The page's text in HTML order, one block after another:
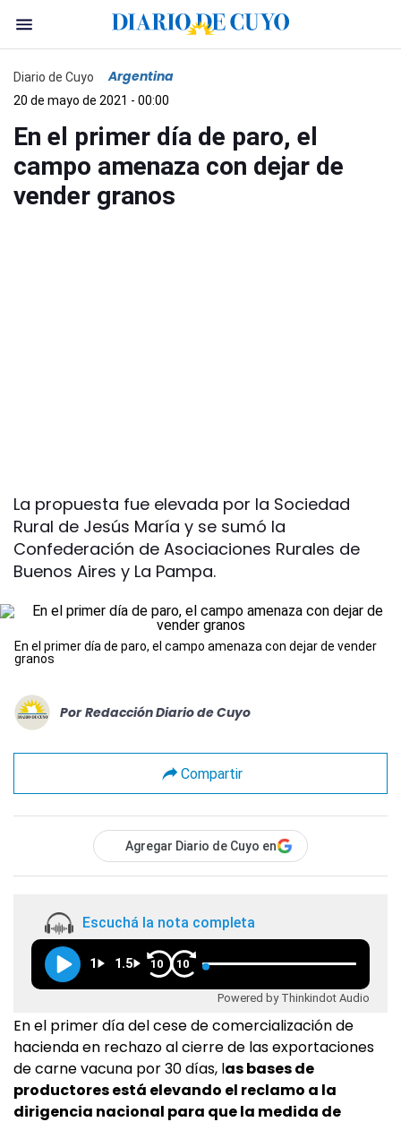
Diario de Cuyo Argentina
20 de mayo de 2021 - 00:00
En el primer día de paro, el
campo amenaza con dejar de
vender granos
La propuesta fue elevada por la Sociedad
Rural de Jesús María y se sumó la
Confederación de Asociaciones Rurales de
Buenos Aires y La Pampa.
En el primer día de paro, el campo amenaza con dejar de vender
granos
Por Redacción Diario de Cuyo
Compartir
Agregar Diario de Cuyo en
Escuchá la nota completa
1 1.5 10 10
Powered by Thinkindot Audio
En el primer día del cese de comercialización de
hacienda en rechazo al cierre de las exportaciones
de carne vacuna por 30 días, las bases de
productores está elevando el reclamo a la
dirigencia nacional para que la medida de